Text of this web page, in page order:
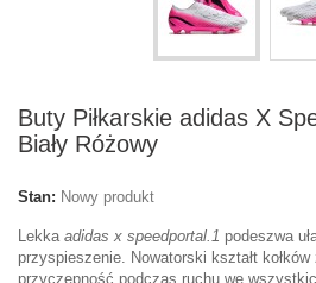
Buty Piłkarskie adidas X
Biały Różowy
Stan: Nowy produkt
Lekka adidas x speedportal.1 podeszwa
przyspieszenie. Nowatorski kształt kołków
przyczepność podczas ruchu we